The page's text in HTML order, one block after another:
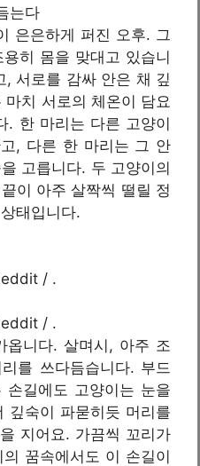
는다
은은하게 퍼진 오후. 그
히 몸을 맞대고 있습니
, 서로를 감싸 안은 채 깊
치 서로의 체온이 담요
. 한 마리는 다른 고양이
, 다른 한 마리는 그 안
고릅니다. 두 고양이의
이 아주 살짝씩 떨릴 정
태입니다.
/ .
/ .
옵니다. 살며시, 아주 조
를 쓰다듬습니다. 부드
길에도 고양이는 눈을
깊숙이 파묻히듯 머리를
지어요. 가끔씩 꼬리가
꿈속에서도 이 손길이